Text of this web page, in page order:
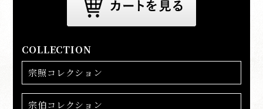
COLLECTION
宗照コレクション
宗伯コレクション